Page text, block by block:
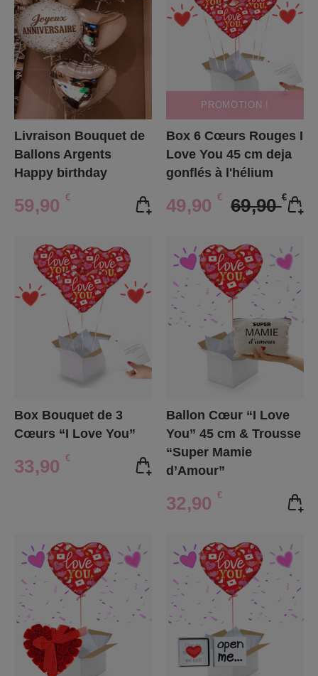
Livraison Bouquet de
Ballons Argents
Happy birthday
59,90 €
PROMOTION !
Box 6 Cœurs Rouges I
Love You 45 cm deja
gonflés à l'hélium
49,90 € 69,90€
Box Bouquet de 3
Cœurs “I Love You”
33,90 €
Ballon Cœur “I Love
You” 45 cm & Trousse
“Super Mamie
d’Amour”
32,90 €